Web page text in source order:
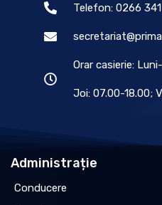
Telefon: 0266
Orar casierie:
Joi: 07.00-18.00;
Administrație
Conducere